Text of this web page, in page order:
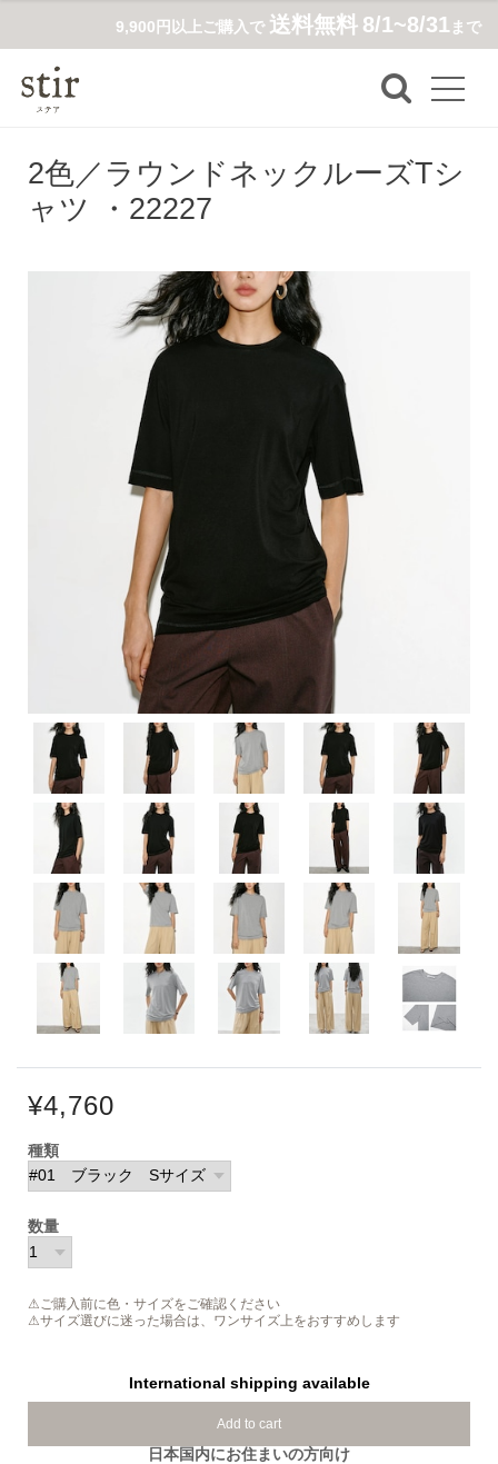
9,900円以上ご購入で 送料無料 8/1~8/31まで
2色／ラウンドネックルーズTシ
ャツ ・22227
¥4,760
種類
数量
⚠ご購入前に色・サイズをご確認ください
⚠サイズ選びに迷った場合は、ワンサイズ上をおすすめします
International shipping available
Add to cart
日本国内にお住まいの方向け